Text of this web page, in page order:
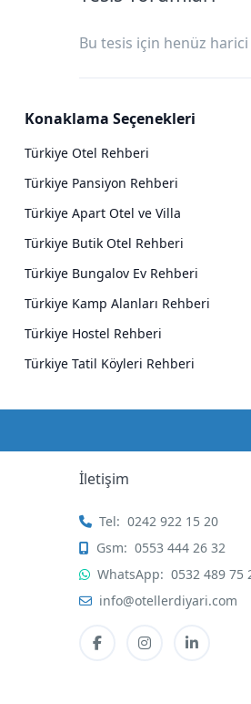
Bu tesis için henüz
Konaklama Seçenekleri
Türkiye Otel Rehberi
Türkiye Pansiyon Rehberi
Türkiye Apart Otel ve Villa
Türkiye Butik Otel Rehberi
Türkiye Bungalov Ev Rehberi
Türkiye Kamp Alanları Rehberi
Türkiye Hostel Rehberi
Türkiye Tatil Köyleri Rehberi
İletişim
Tel: 0242 922 15 20
Gsm: 0553 444 26 32
WhatsApp: 0532 489 75
info@otellerdiyari.com